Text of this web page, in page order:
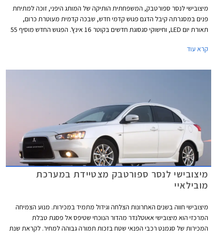
מיצובישי לנסר ספורטבק, המשפחתית הותיקה של המותג היפני, זוכה למתיחת
פנים במסגרתה קיבל הדגם פגוש קדמי חדש, שבכה קדמית מעוטרת כרום,
תאורת יום LED, וחישוקי סגסוגת חדשים בקוטר 16 אינץ'. הפגוש החדש מוסיף 55
תא הנוסעים לוטש וזכה לתא אחסון חדש בדשבורד וריפודי בד חדשים. יחידת
המשודך לתיבת הילוכים רציפה בעלת שליטה ידנית מגלגל ההגה.
קרא עוד
מיצובישי לנסר ספורטבק מצטיידת במערכת
מובילאיי
מיצובישי חווה בשנים האחרונות הצלחה וגידול מתמיד במכירות. מנוע הצמיחה
המרכזי הוא מיצובישי אאוטלנדר מהדור הנוכחי שטיפס אל פסגת טבלת
המכירות של סגמנט רכבי הפנאי שטח בזכות תמורה גבוהה למחיר. לקראת שנת